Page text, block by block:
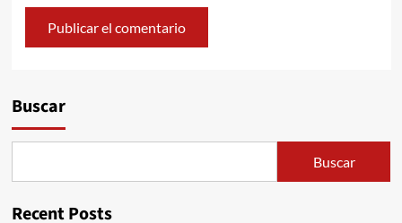
Buscar
Buscar
Recent Posts